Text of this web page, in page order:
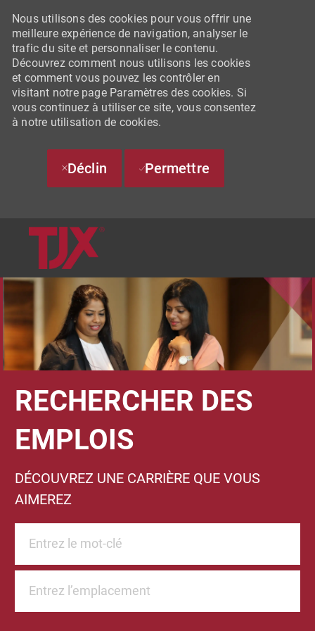
SKIP TO MAIN CONTENT
Nous utilisons des cookies pour vous offrir une
meilleure expérience de navigation, analyser le
trafic du site et personnaliser le contenu.
Découvrez comment nous utilisons les cookies
et comment vous pouvez les contrôler en
visitant notre page Paramètres des cookies. Si
vous continuez à utiliser ce site, vous consentez
à notre utilisation de cookies.
Déclin Permettre
RECHERCHER DES
EMPLOIS
DÉCOUVREZ UNE CARRIÈRE QUE VOUS
AIMEREZ​​​​​​​